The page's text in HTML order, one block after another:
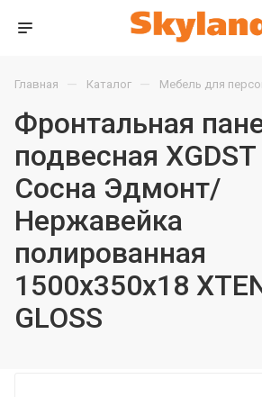
Главная — Каталог — Мебель для
Фронтальная
подвесная XGDST
Сосна Эдмонт/
Нержавейка
полированная
1500х350х18
GLOSS